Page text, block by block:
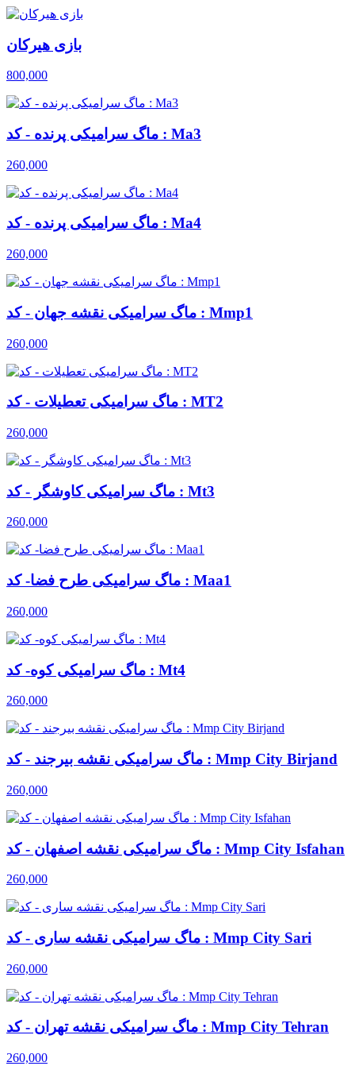
بازی هیرکان
800,000
ماگ سرامیکی پرنده - کد : Ma3
260,000
ماگ سرامیکی پرنده - کد : Ma4
260,000
ماگ سرامیکی نقشه جهان - کد : Mmp1
260,000
ماگ سرامیکی تعطیلات - کد : MT2
260,000
ماگ سرامیکی کاوشگر - کد : Mt3
260,000
ماگ سرامیکی طرح فضا- کد : Maa1
260,000
ماگ سرامیکی کوه- کد : Mt4
260,000
ماگ سرامیکی نقشه بیرجند - کد : Mmp City Birjand
260,000
ماگ سرامیکی نقشه اصفهان - کد : Mmp City Isfahan
260,000
ماگ سرامیکی نقشه ساری - کد : Mmp City Sari
260,000
ماگ سرامیکی نقشه تهران - کد : Mmp City Tehran
260,000